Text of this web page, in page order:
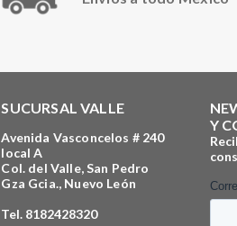
SUCURSAL VALLE
Avenida Vasconcelos # 240
local A
Col. del Valle, San Pedro
Gza Gcia., Nuevo León
Tel. 8182428320
Y